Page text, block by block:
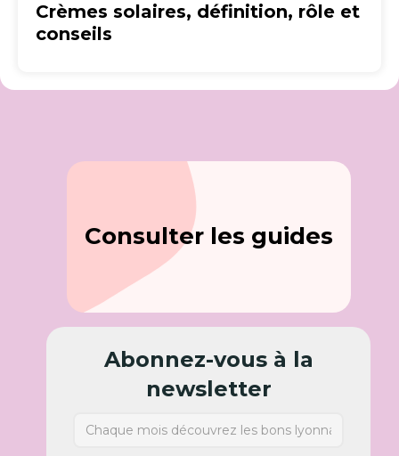
Crèmes solaires, définition, rôle et
conseils
Consulter les guides
Abonnez-vous à la
newsletter